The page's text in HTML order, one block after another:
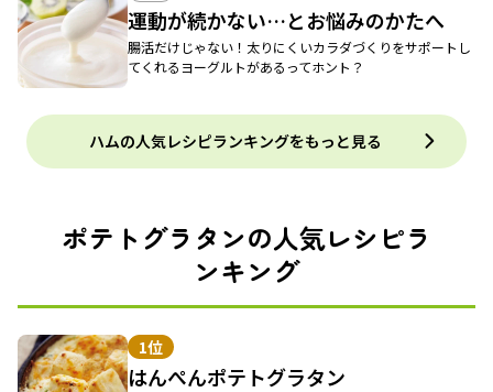
運動が続かない…とお悩みのかたへ
腸活だけじゃない！太りにくいカラダづくりをサポートし
てくれるヨーグルトがあるってホント？
ハムの人気レシピランキングをもっと見る
ポテトグラタンの人気レシピラ
ンキング
1位
はんぺんポテトグラタン